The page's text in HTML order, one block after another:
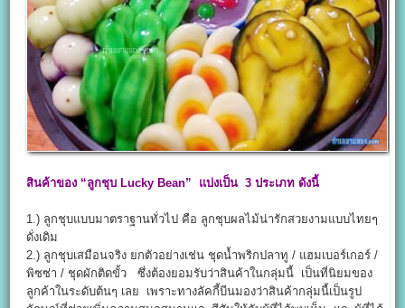
สินค้าของ “ลูกชุบ Lucky Bean” แบ่งเป็น3 ประเภท ดังนี้
1.) ลูกชุบแบบมาตราฐานทั่วไป คือ ลูกชุบผลไม้น่ารักสวยงามแบบไทยๆ
ดั่งเดิม
2.) ลูกชุบเสมือนจริง ยกตัวอย่างเช่น ชุดน้ำพริกปลาทู / แฮมเบอร์เกอร์ /
พิซซ่า / ชุดผักติดขั้ว ซึ่งต้องยอมรับว่าสินค้าในกลุ่มนี้ เป็นที่นิยมของ
ลูกค้าในระดับต้นๆ เลย เพราะทางลัคกี้บีนมองว่าสินค้ากลุ่มนี้เป็นรูป